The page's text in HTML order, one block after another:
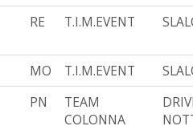
RE T.I.M.EVENT
MO T.I.M.EVENT
PN
TEAM
COLONNA